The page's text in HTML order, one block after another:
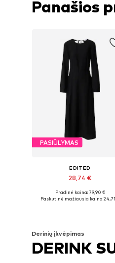
Panašios
PASIŪLYMAS
EDITED
28,74 €
Galimi dydžiai: 34, 36, 38, 40,
Pradinė kaina: 79,90 €
Paskutinė mažiausia kaina:
Derinių įkvėpimas
DERINK